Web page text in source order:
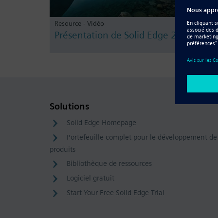
Resource - Vidéo
Présentation de Solid Edge 2019
Solutions
Solid Edge Homepage
Portefeuille complet pour le développement de
produits
Bibliothèque de ressources
Logiciel gratuit
Start Your Free Solid Edge Trial